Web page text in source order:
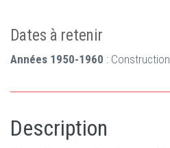
Dates à retenir
Années 1950-1960 : Construction
Description